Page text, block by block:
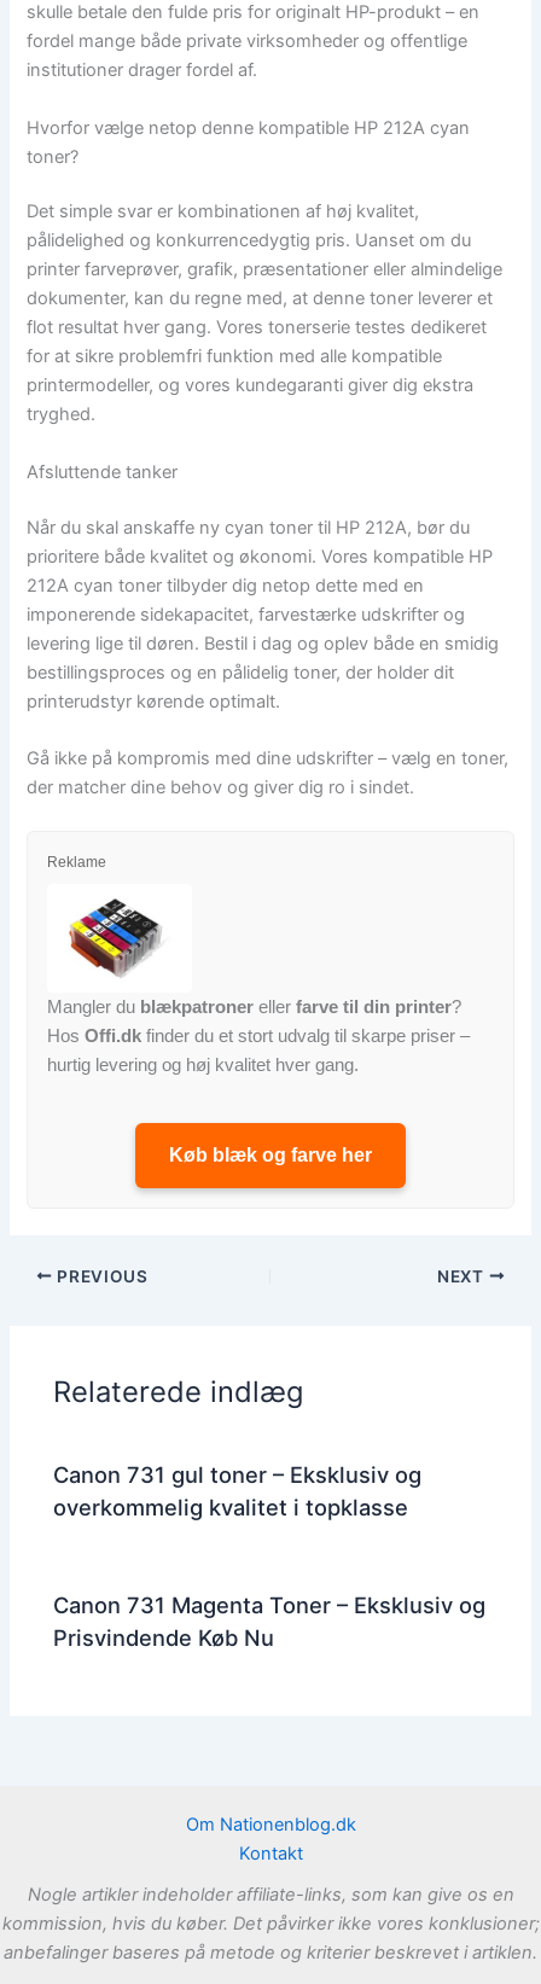
skulle betale den fulde pris for originalt HP-produkt – en
fordel mange både private virksomheder og offentlige
institutioner drager fordel af.
Hvorfor vælge netop denne kompatible HP 212A cyan
toner?
Det simple svar er kombinationen af høj kvalitet,
pålidelighed og konkurrencedygtig pris. Uanset om du
printer farveprøver, grafik, præsentationer eller almindelige
dokumenter, kan du regne med, at denne toner leverer et
flot resultat hver gang. Vores tonerserie testes dedikeret
for at sikre problemfri funktion med alle kompatible
printermodeller, og vores kundegaranti giver dig ekstra
tryghed.
Afsluttende tanker
Når du skal anskaffe ny cyan toner til HP 212A, bør du
prioritere både kvalitet og økonomi. Vores kompatible HP
212A cyan toner tilbyder dig netop dette med en
imponerende sidekapacitet, farvestærke udskrifter og
levering lige til døren. Bestil i dag og oplev både en smidig
bestillingsproces og en pålidelig toner, der holder dit
printerudstyr kørende optimalt.
Gå ikke på kompromis med dine udskrifter – vælg en toner,
der matcher dine behov og giver dig ro i sindet.
Reklame
Mangler du blækpatroner ellerfarve til din printer?
HosOffi.dk finder du et stort udvalg til skarpe priser –
hurtig levering og høj kvalitet hver gang.
Køb blæk og farve her
PREVIOUS NEXT
Relaterede indlæg
Canon 731 gul toner – Eksklusiv og
overkommelig kvalitet i topklasse
Canon 731 Magenta Toner – Eksklusiv og
Prisvindende Køb Nu
Om Nationenblog.dk
Kontakt
Nogle artikler indeholder affiliate-links, som kan give os en
kommission, hvis du køber. Det påvirker ikke vores konklusioner;
anbefalinger baseres på metode og kriterier beskrevet i artiklen.